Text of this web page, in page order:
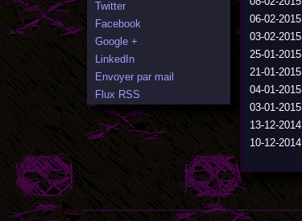
Twitter
Facebook
Google +
LinkedIn
Envoyer par mail
Flux RSS
06-02-2015
03-02-2015
25-01-2015
21-01-2015
04-01-2015
03-01-2015
13-12-2014
10-12-2014